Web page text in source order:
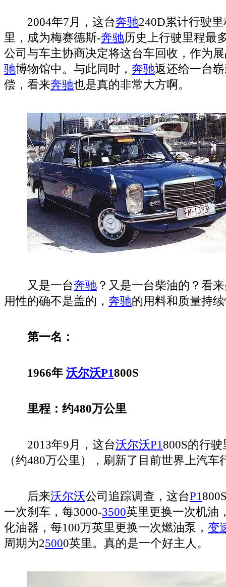
2004年7月，这台奔驰240D累计行驶
里，成为梅赛德斯-奔驰历史上行驶里程最
公司与车主协商决定将这台车回收，作为
驰博物馆中。与此同时， 奔驰返还给一台
偿，看来奔驰也是真的非常大方啊。
又是一台奔驰 ？又是一台柴油的？看
用性的确不是盖的， 奔驰的用料和质量持
第一名：
1966年 沃尔沃P1800S
里程：约480万公里
2013年9月，这台沃尔沃P1 800S的行
（约480万公里），刷新了目前世界上汽
后来沃尔沃公司追踪调查，这台P1
一次刹车，每3000-3500英里更换一次机油
化油器，每100万英里更换一次燃油泵， 变
周期为25000英里。真的是一个好主人。